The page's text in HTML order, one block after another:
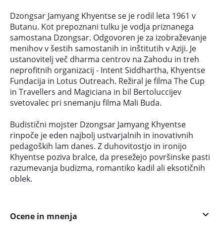
Dzongsar Jamyang Khyentse se je rodil leta 1961 v
Butanu. Kot prepoznani tulku je vodja priznanega
samostana Dzongsar. Odgovoren je za izobraževanje
menihov v šestih samostanih in inštitutih v Aziji. Je
ustanovitelj več dharma centrov na Zahodu in treh
neprofitnih organizacij - Intent Siddhartha, Khyentse
Fundacija in Lotus Outreach. Režiral je filma The Cup
in Travellers and Magiciana in bil Bertoluccijev
svetovalec pri snemanju filma Mali Buda.
Budistični mojster Dzongsar Jamyang Khyentse
rinpoče je eden najbolj ustvarjalnih in inovativnih
pedagoških lam danes. Z duhovitostjo in ironijo
Khyentse poziva bralce, da presežejo površinske pasti
razumevanja budizma, romantiko kadil ali eksotičnih
oblek.
Ocene in mnenja